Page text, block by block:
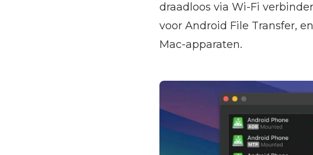
draadloos via Wi-Fi
voor Android File Transfer,
Mac-apparaten.